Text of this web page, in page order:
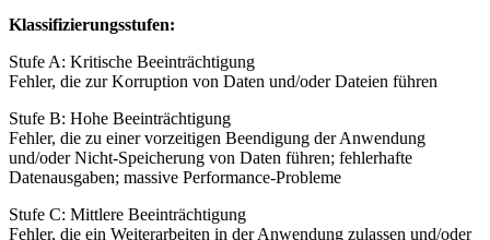
Klassifizierungsstufen:
Stufe A: Kritische Beeinträchtigung
Fehler, die zur Korruption von Daten und/oder Dateien führen
Stufe B: Hohe Beeinträchtigung
Fehler, die zu einer vorzeitigen Beendigung der Anwendung
und/oder Nicht-Speicherung von Daten führen; fehlerhafte
Datenausgaben; massive Performance-Probleme
Stufe C: Mittlere Beeinträchtigung
Fehler, die ein Weiterarbeiten in der Anwendung zulassen und/oder